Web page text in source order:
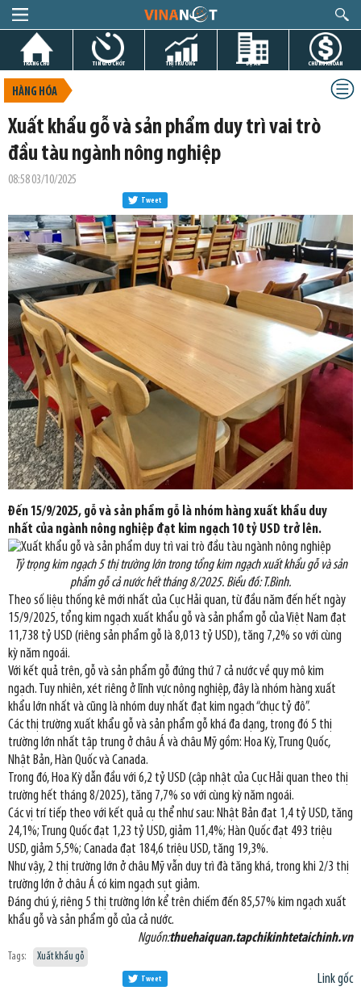
TRANG CHỦ TIN GIỜ CHÓT THỊ TRƯỜNG DỰ ÁN CHỨNG KHOÁN
HÀNG HÓA
Xuất khẩu gỗ và sản phẩm duy trì vai trò
đầu tàu ngành nông nghiệp
08:58 03/10/2025
Tweet
Đến 15/9/2025, gỗ và sản phẩm gỗ là nhóm hàng xuất khẩu duy
nhất của ngành nông nghiệp đạt kim ngạch 10 tỷ USD trở lên.
Tỷ trọng kim ngạch 5 thị trường lớn trong tổng kim ngạch xuất khẩu gỗ và sản
phẩm gỗ cả nước hết tháng 8/2025. Biểu đồ: T.Bình.
Theo số liệu thống kê mới nhất của Cục Hải quan, từ đầu năm đến hết ngày
15/9/2025, tổng kim ngạch xuất khẩu gỗ và sản phẩm gỗ của Việt Nam đạt
11,738 tỷ USD (riêng sản phẩm gỗ là 8,013 tỷ USD), tăng 7,2% so với cùng
kỳ năm ngoái.
Với kết quả trên, gỗ và sản phẩm gỗ đứng thứ 7 cả nước về quy mô kim
ngạch. Tuy nhiên, xét riêng ở lĩnh vực nông nghiệp, đây là nhóm hàng xuất
khẩu lớn nhất và cũng là nhóm duy nhất đạt kim ngạch “chục tỷ đô”.
Các thị trường xuất khẩu gỗ và sản phẩm gỗ khá đa dạng, trong đó 5 thị
trường lớn nhất tập trung ở châu Á và châu Mỹ gồm: Hoa Kỳ, Trung Quốc,
Nhật Bản, Hàn Quốc và Canada.
Trong đó, Hoa Kỳ dẫn đầu với 6,2 tỷ USD (cập nhật của Cục Hải quan theo thị
trường hết tháng 8/2025), tăng 7,7% so với cùng kỳ năm ngoái.
Các vị trí tiếp theo với kết quả cụ thể như sau: Nhật Bản đạt 1,4 tỷ USD, tăng
24,1%; Trung Quốc đạt 1,23 tỷ USD, giảm 11,4%; Hàn Quốc đạt 493 triệu
USD, giảm 5,5%; Canada đạt 184,6 triệu USD, tăng 19,3%.
Như vậy, 2 thị trường lớn ở châu Mỹ vẫn duy trì đà tăng khá, trong khi 2/3 thị
trường lớn ở châu Á có kim ngạch sụt giảm.
Đáng chú ý, riêng 5 thị trường lớn kể trên chiếm đến 85,57% kim ngạch xuất
khẩu gỗ và sản phẩm gỗ của cả nước.
Nguồn:thuehaiquan.tapchikinhtetaichinh.vn
Tags: Xuất khẩu gỗ
Link gốc
Tweet